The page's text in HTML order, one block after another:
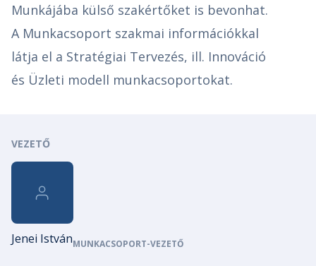
Munkájába külső szakértőket is bevonhat.
A Munkacsoport szakmai információkkal
látja el a Stratégiai Tervezés, ill. Innováció
és Üzleti modell munkacsoportokat.
VEZETŐ
Jenei IstvánMUNKACSOPORT-VEZETŐ